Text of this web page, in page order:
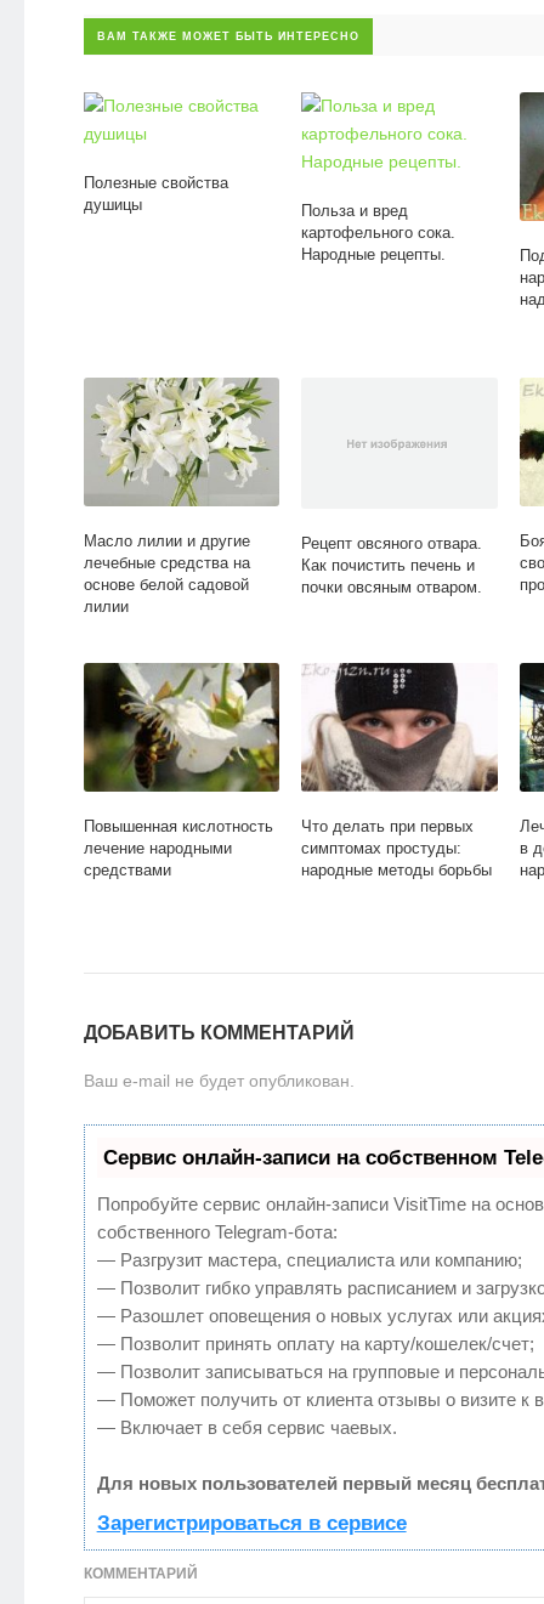
ВАМ ТАКЖЕ МОЖЕТ БЫТЬ ИНТЕРЕСНО
Полезные свойства
душицы
Польза и вред
картофельного сока.
Народные рецепты.
Масло лилии и другие
лечебные средства на
основе белой садовой
лилии
Рецепт овсяного отвара.
Как почистить печень и
почки овсяным отваром.
Повышенная кислотность
лечение народными
средствами
Что делать при первых
симптомах простуды:
народные методы борьбы
в
ДОБАВИТЬ КОММЕНТАРИЙ
Ваш e-mail не будет опубликован.
Сервис онлайн-записи на собственном
Попробуйте сервис онлайн-записи VisitTime на
собственного Telegram-бота:
— Разгрузит мастера, специалиста или компанию;
— Позволит гибко управлять расписанием и
— Разошлет оповещения о новых услугах или
— Позволит принять оплату на карту/кошелек/счет;
— Позволит записываться на групповые и
— Поможет получить от клиента отзывы о визите к
— Включает в себя сервис чаевых.
Для новых пользователей первый месяц
Зарегистрироваться в сервисе
КОММЕНТАРИЙ